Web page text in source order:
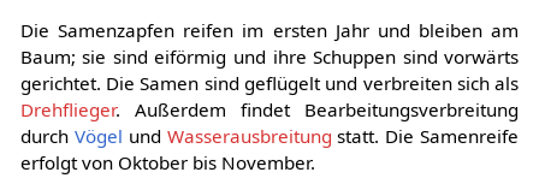
Die Samenzapfen reifen im ersten Jahr und bleiben am
Baum; sie sind eiförmig und ihre Schuppen sind vorwärts
gerichtet. Die Samen sind geflügelt und verbreiten sich als
Drehflieger. Außerdem findet Bearbeitungsverbreitung
durch Vögel und Wasserausbreitung statt. Die Samenreife
erfolgt von Oktober bis November.